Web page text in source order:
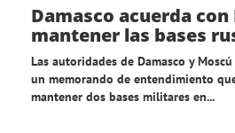
Damasco acuerda con
mantener las bases
Las autoridades de Damasco y
un memorando de entendimiento
mantener dos bases militares en...